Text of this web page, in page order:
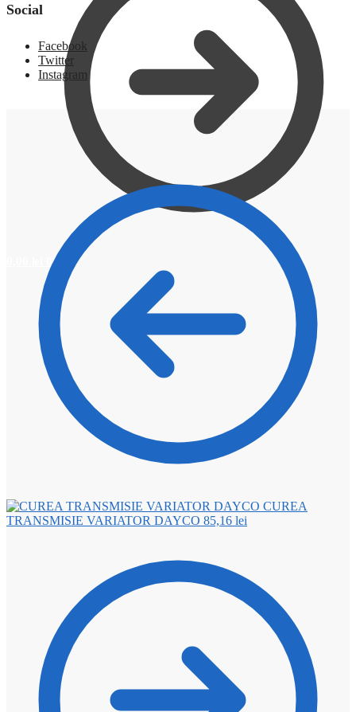
0
Social
Facebook
Twitter
Instagram
CUREA
TRANSMISIE VARIATOR DAYCO 85,16 lei